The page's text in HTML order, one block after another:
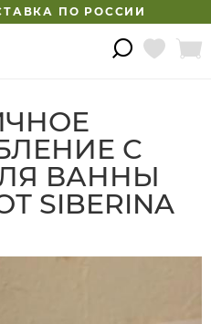
ПО РОССИИ
С
ВАННЫ
SIBERINA